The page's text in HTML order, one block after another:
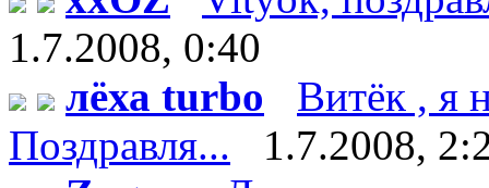
1.7.2008, 0:40
лёха turbo
Витёк , я
Поздравля...
1.7.2008,